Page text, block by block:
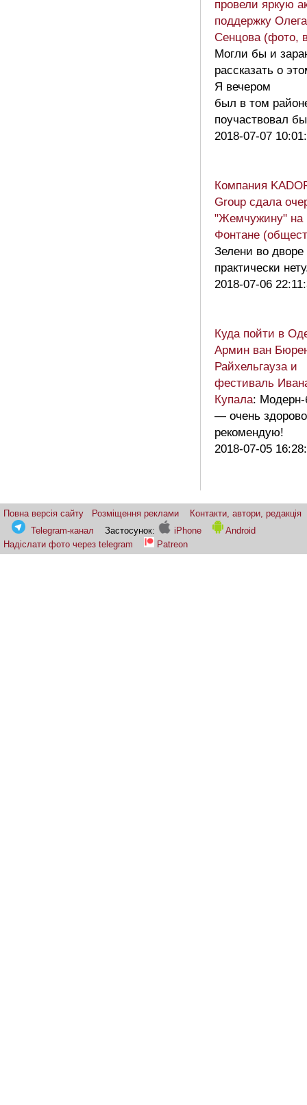
провели яркую
поддержку Олега
Сенцова (фото,
Могли бы и
рассказать о
Я вечером
был в том
поучаствовал
2018-07-07
Компания
Group сдала
"Жемчужину" на
Фонтане
Зелени во дворе
практически
2018-07-06
Куда пойти в
Армин ван
Райхельгауза и
фестиваль
Купала: Модерн-
— очень
рекомендую!
2018-07-05
Повна версія сайту Розміщення реклами
Контакти, автори, редакція
Telegram-канал
Застосунок: iPhone
Android
Надіслати фото через telegram
Patreon